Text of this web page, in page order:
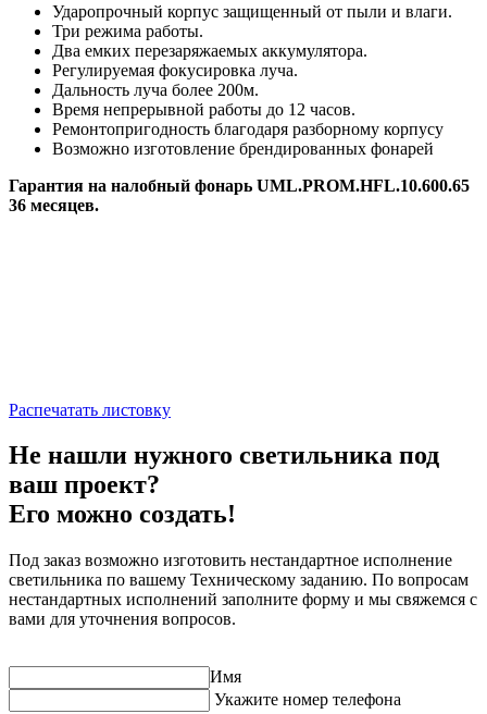
Ударопрочный корпус защищенный от пыли и влаги.
Три режима работы.
Два емких перезаряжаемых аккумулятора.
Регулируемая фокусировка луча.
Дальность луча более 200м.
Время непрерывной работы до 12 часов.
Ремонтопригодность благодаря разборному корпусу
Возможно изготовление брендированных фонарей
Гарантия на налобный фонарь UML.PROM.HFL.10.600.65
36 месяцев.
Распечатать листовку
Не нашли нужного светильника под
ваш проект?
Его можно создать!
Под заказ возможно изготовить нестандартное исполнение
светильника по вашему Техническому заданию. По вопросам
нестандартных исполнений заполните форму и мы свяжемся с
вами для уточнения вопросов.
Имя
Укажите номер телефона